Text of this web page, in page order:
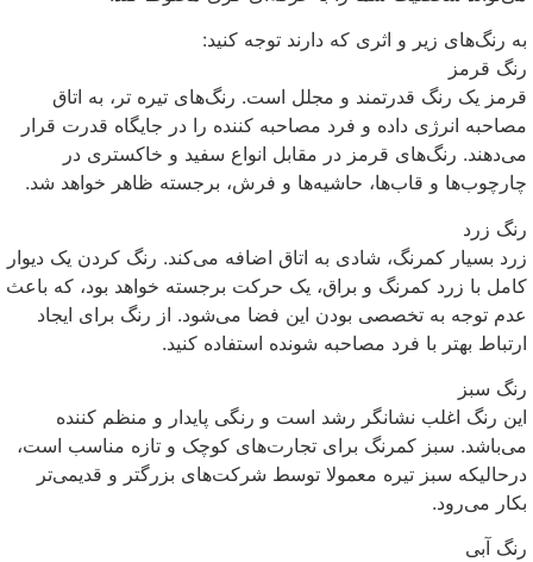
به رنگ‌های زیر و اثری که دارند توجه کنید:
رنگ قرمز
قرمز یک رنگ قدرتمند و مجلل است. رنگ‌های تیره تر، به اتاق
مصاحبه انرژی داده و فرد مصاحبه کننده را در جایگاه قدرت قرار
می‌دهند. رنگ‌های قرمز در مقابل انواع سفید و خاکستری در
چارچوب‌ها و قاب‌ها، حاشیه‌ها و فرش، برجسته ظاهر خواهد شد.
رنگ زرد
زرد بسیار کمرنگ، شادی به اتاق اضافه می‌کند. رنگ کردن یک دیوار
کامل با زرد کمرنگ و براق، یک حرکت برجسته خواهد بود، که باعث
عدم توجه به تخصصی بودن این فضا می‌شود. از رنگ برای ایجاد
ارتباط بهتر با فرد مصاحبه شونده استفاده کنید.
رنگ سبز
این رنگ اغلب نشانگر رشد است و رنگی پایدار و منظم کننده
می‌باشد. سبز کمرنگ برای تجارت‌های کوچک و تازه مناسب است،
درحالیکه سبز تیره معمولا توسط شرکت‌های بزرگتر و قدیمی‌تر
بکار می‌رود.
رنگ آبی